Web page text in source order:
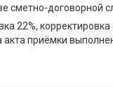
сметно-договорной
22%,
приёмки